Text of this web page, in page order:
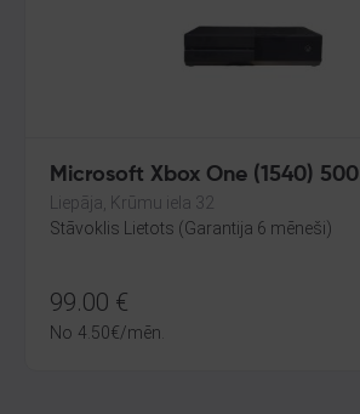
Microsoft Xbox One (1540) 500
Liepāja, Krūmu iela 32
Stāvoklis Lietots (Garantija 6 mēneši)
99.00 €
No 4.50€/mēn.